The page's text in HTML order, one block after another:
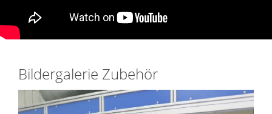
Bildergalerie Zubehör